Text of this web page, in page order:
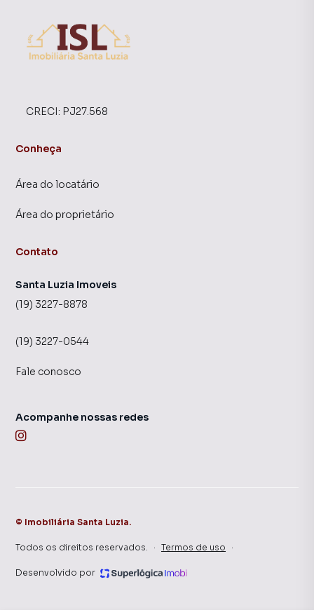
CRECI: PJ27.568
Conheça
Área do locatário
Área do proprietário
Contato
Santa Luzia Imoveis
(19) 3227-8878
(19) 3227-0544
Fale conosco
Acompanhe nossas redes
© Imobiliária Santa Luzia.
Todos os direitos reservados. · Termos de uso ·
Desenvolvido por